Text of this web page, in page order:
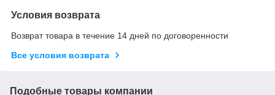
Условия возврата
Возврат товара в течение 14 дней по договоренности
Все условия возврата
Подобные товары компании